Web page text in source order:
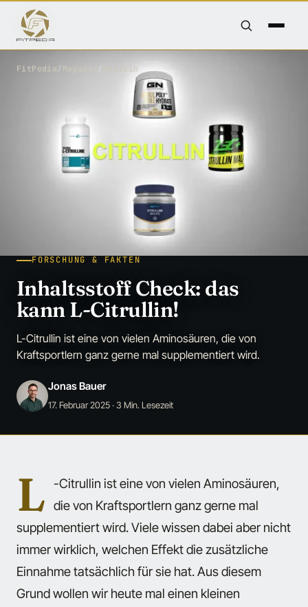
FitPedia / Magazin Medizin
FORSCHUNG & FAKTEN
Inhaltsstoff Check: das
kann L-Citrullin!
L-Citrullin ist eine von vielen Aminosäuren, die von
Kraftsportlern ganz gerne mal supplementiert wird.
Jonas Bauer
17. Februar 2025· 3 Min. Lesezeit
L -Citrullin ist eine von vielen Aminosäuren,
die von Kraftsportlern ganz gerne mal
supplementiert wird. Viele wissen dabei aber nicht
immer wirklich, welchen Effekt die zusätzliche
Einnahme tatsächlich für sie hat. Aus diesem
Grund wollen wir heute mal einen kleinen